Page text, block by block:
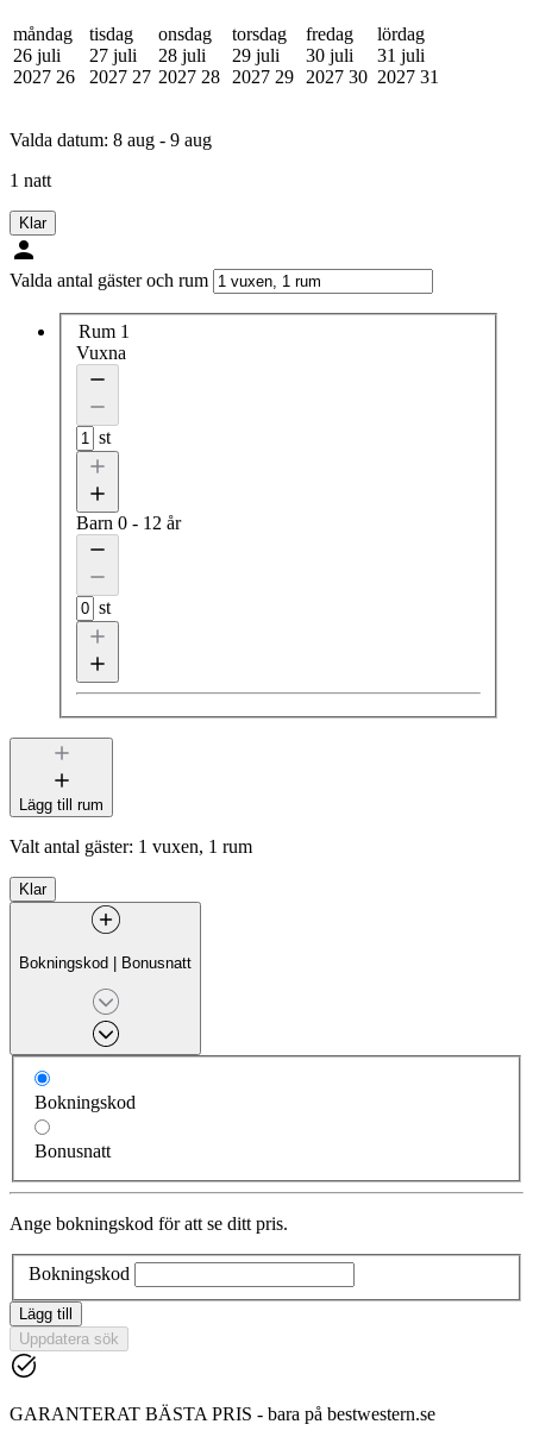
måndag
26 juli
2027 26
tisdag
27 juli
2027 27
onsdag
28 juli
2027 28
torsdag
29 juli
2027 29
fredag
30 juli
2027 30
lördag
31 juli
2027 31
Valda datum: 8 aug - 9 aug
1 natt
Klar
Valda antal gäster och rum
Rum 1
Vuxna
st
Barn 0 - 12 år
st
Lägg till rum
Valt antal gäster: 1 vuxen, 1 rum
Klar
Bokningskod | Bonusnatt
Bokningskod
Bonusnatt
Ange bokningskod för att se ditt pris.
Bokningskod
Lägg till
Uppdatera sök
GARANTERAT BÄSTA PRIS - bara på bestwestern.se